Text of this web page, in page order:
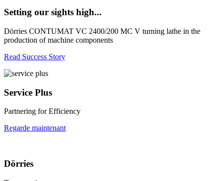
Setting our sights high...
Dörries CONTUMAT VC 2400/200 MC V turning lathe in the
production of machine components
Read Success Story
Service Plus
Partnering for Efficiency
Regarde maintenant
Dörries